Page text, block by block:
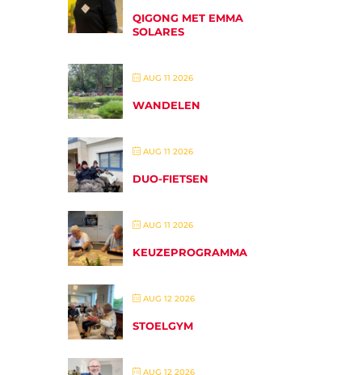
QIGONG MET EMMA
SOLARES
AUG 11 2026
WANDELEN
AUG 11 2026
DUO-FIETSEN
AUG 11 2026
KEUZEPROGRAMMA
AUG 12 2026
STOELGYM
AUG 12 2026